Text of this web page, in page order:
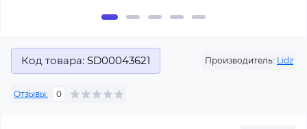
Код товара: SD00043621 Производитель: Lidz
Отзывы: 0